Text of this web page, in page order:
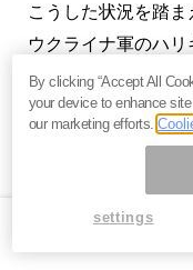
こうした状況を踏ま
ウクライナ軍のハ
が決まるミッドウェ
の戦いではないか
線で1944年12月か
アルデンヌ高地で
体とする連合軍と
By clicking “Accept All
your device to enhance
our marketing efforts.
settings